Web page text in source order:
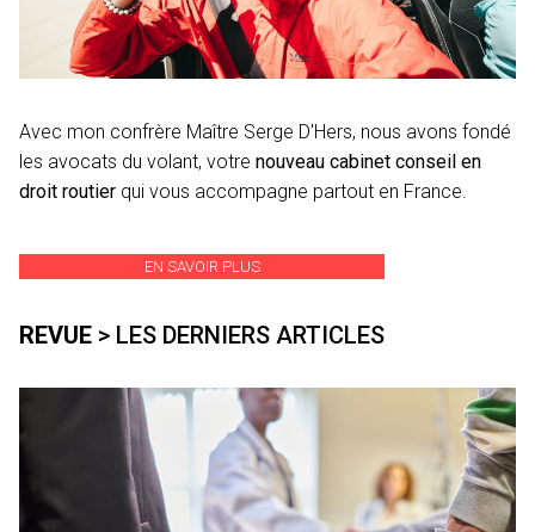
Avec mon confrère Maître Serge D'Hers, nous avons fondé
les avocats du volant, votre nouveau cabinet conseil en
droit routier qui vous accompagne partout en France.
EN SAVOIR PLUS
REVUE > LES DERNIERS ARTICLES